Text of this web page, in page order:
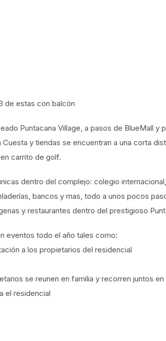
de estas con balcón
Puntacana Village, a pasos de BlueMall y
y tiendas se encuentran a una corta
carrito de golf.
dentro del complejo: colegio
bancos y mas, todo a unos pocos
y restaurantes dentro del prestigioso
eventos todo el año tales como:
a los propietarios del residencial
se reunen en familia y recorren juntos
el residencial